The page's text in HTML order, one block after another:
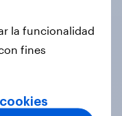
así vivirá el
la funcionalidad
fines